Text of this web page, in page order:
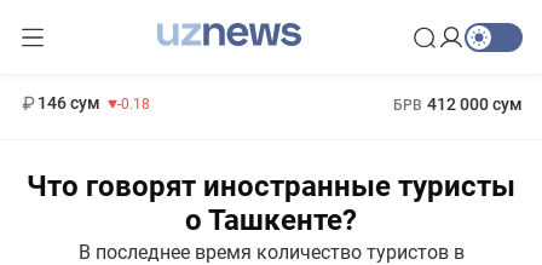
146 сум -0.18 БРВ 412 000 сум
Что говорят иностранные туристы
о Ташкенте?
В последнее время количество туристов в